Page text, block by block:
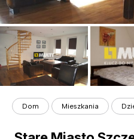
Dom Mieszkania